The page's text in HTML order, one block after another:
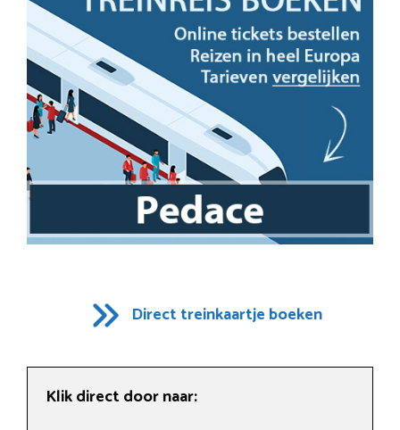
Direct treinkaartje boeken
Klik direct door naar: